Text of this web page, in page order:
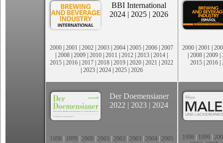
BBI International
2024 | 2025 | 2026
2000 | 2001 | 2002 | 2003 | 2004 | 2005 | 2006 | 2007
| 2008 | 2009 | 2010 | 2011 | 2012 | 2013 | 2014 |
2015 | 2016 | 2017 | 2018 | 2019 | 2020 | 2021 | 2022
| 2023| 2024| 2025| 2026
2000 | 2001 |
| 2008 | 2009 |
2015 | 2016 |
Der Doemensianer
2022 | 2023 | 2024
1998 1999 2000 2001 2002 2003 2004 2005
1998 1999